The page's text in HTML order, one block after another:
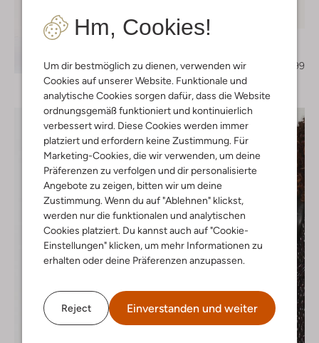
Hm, Cookies!
Um dir bestmöglich zu dienen, verwenden wir
Cookies auf unserer Website. Funktionale und
analytische Cookies sorgen dafür, dass die Website
ordnungsgemäß funktioniert und kontinuierlich
verbessert wird. Diese Cookies werden immer
platziert und erfordern keine Zustimmung. Für
Marketing-Cookies, die wir verwenden, um deine
Präferenzen zu verfolgen und dir personalisierte
Angebote zu zeigen, bitten wir um deine
Zustimmung. Wenn du auf "Ablehnen" klickst,
werden nur die funktionalen und analytischen
Cookies platziert. Du kannst auch auf "Cookie-
Einstellungen" klicken, um mehr Informationen zu
erhalten oder deine Präferenzen anzupassen.
Reject Einverstanden und weiter
€ 149,95
€ 89,99